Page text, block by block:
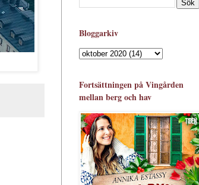
Bloggarkiv
Fortsättningen på Vingården
mellan berg och hav